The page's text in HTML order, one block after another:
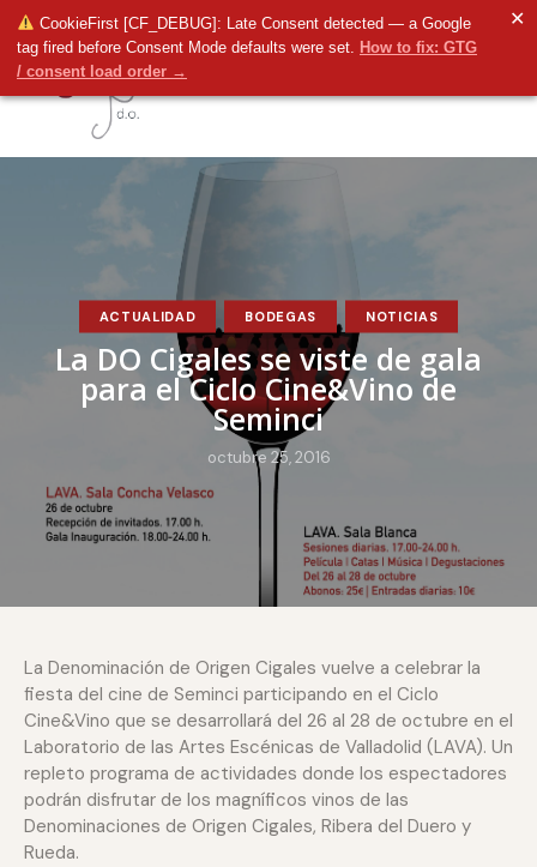
CookieFirst [CF_DEBUG]: Late Consent detected — a Google
tag fired before Consent Mode defaults were set. How to fix: GTG
/ consent load order →
✕
ACTUALIDAD BODEGAS NOTICIAS
La DO Cigales se viste de gala
para el Ciclo Cine&Vino de
Seminci
octubre 25, 2016
La Denominación de Origen Cigales vuelve a celebrar la
fiesta del cine de Seminci participando en el Ciclo
Cine&Vino que se desarrollará del 26 al 28 de octubre en el
Laboratorio de las Artes Escénicas de Valladolid (LAVA). Un
repleto programa de actividades donde los espectadores
podrán disfrutar de los magníficos vinos de las
Denominaciones de Origen Cigales, Ribera del Duero y
Rueda.